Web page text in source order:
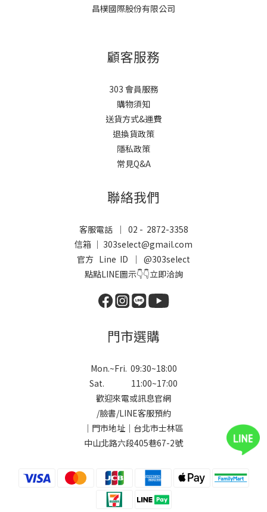
昌樸國際股份有限公司
顧客服務
303 會員服務
購物須知
送貨方式&運費
退換貨政策
隱私政策
常見Q&A
聯絡我們
客服電話 ｜ 02 - 2872-3358
信箱 ｜ 303select@gmail.com
官方 Line ID ｜ @303select
點點LINE圖示👇👇立即洽詢
門市選購
Mon.~Fri. 09:30~18:00
Sat. 11:00~17:00
歡迎來電或訊息官網
/臉書/LINE客服預約
｜門市地址｜台北市士林區
中山北路六段405巷67-2號